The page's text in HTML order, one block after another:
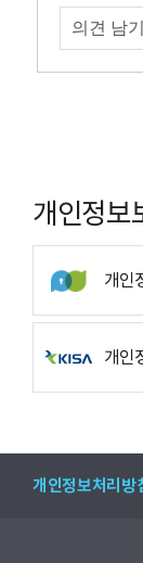
개인정보
개인
개인
개인정보처리방